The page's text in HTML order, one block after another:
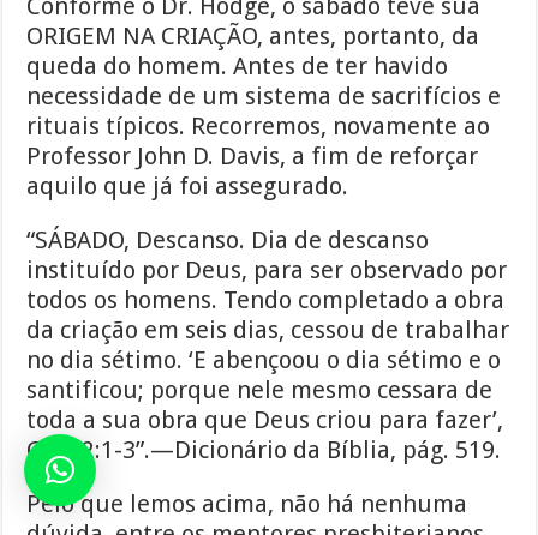
Conforme o Dr. Hodge, o sábado teve sua
ORIGEM NA CRIAÇÃO, antes, portanto, da
queda do homem. Antes de ter havido
necessidade de um sistema de sacrifícios e
rituais típicos. Recorremos, novamente ao
Professor John D. Davis, a fim de reforçar
aquilo que já foi assegurado.
“SÁBADO, Descanso. Dia de descanso
instituído por Deus, para ser observado por
todos os homens. Tendo completado a obra
da criação em seis dias, cessou de trabalhar
no dia sétimo. ‘E abençoou o dia sétimo e o
santificou; porque nele mesmo cessara de
toda a sua obra que Deus criou para fazer’,
Gen. 2:1-3”.—Dicionário da Bíblia, pág. 519.
Pelo que lemos acima, não há nenhuma